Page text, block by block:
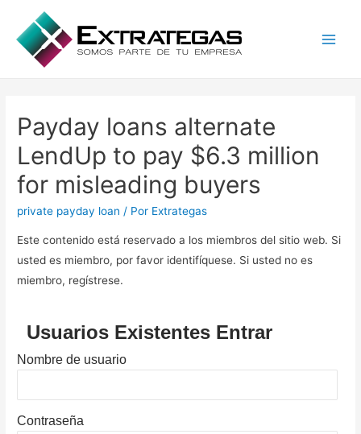
Payday loans alternate
LendUp to pay $6.3 million
for misleading buyers
private payday loan / Por Extrategas
Este contenido está reservado a los miembros del sitio web. Si
usted es miembro, por favor identifíquese. Si usted no es
miembro, regístrese.
Usuarios Existentes Entrar
Nombre de usuario
Contraseña